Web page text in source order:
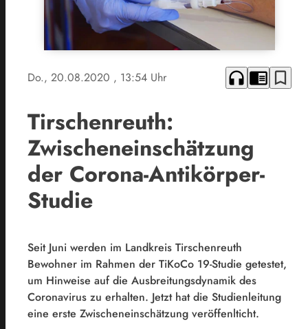
Do., 20.08.2020 , 13:54 Uhr headphones chrome_reader_mode bookmark_border
Tirschenreuth:
Zwischeneinschätzung
der Corona-Antikörper-
Studie
Seit Juni werden im Landkreis Tirschenreuth
Bewohner im Rahmen der TiKoCo 19-Studie getestet,
um Hinweise auf die Ausbreitungsdynamik des
Coronavirus zu erhalten. Jetzt hat die Studienleitung
eine erste Zwischeneinschätzung veröffenlticht.